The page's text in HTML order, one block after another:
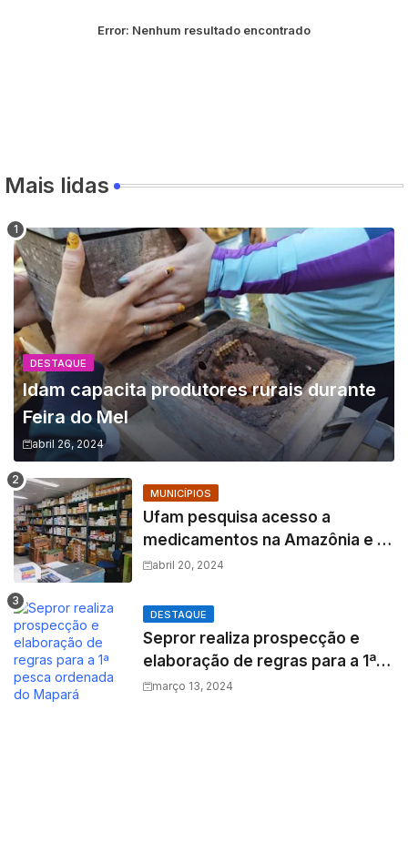
Error: Nenhum resultado encontrado
Mais lidas
DESTAQUE
Idam capacita produtores rurais durante
Feira do Mel
abril 26, 2024
MUNICÍPIOS
Ufam pesquisa acesso a
medicamentos na Amazônia e o
fator amazônico sobre a
abril 20, 2024
DESTAQUE
Sepror realiza prospecção e
elaboração de regras para a 1ª
pesca ordenada do Mapará
março 13, 2024